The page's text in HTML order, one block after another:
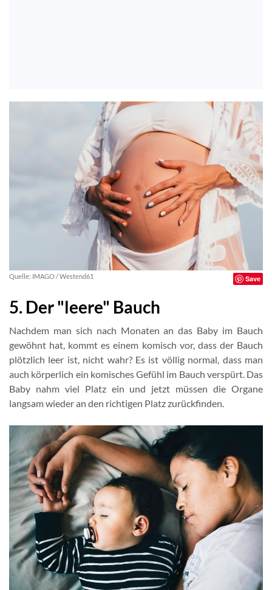
Quelle: IMAGO / Westend61 Save
5. Der "leere" Bauch
Nachdem man sich nach Monaten an das Baby im Bauch
gewöhnt hat, kommt es einem komisch vor, dass der Bauch
plötzlich leer ist, nicht wahr? Es ist völlig normal, dass man
auch körperlich ein komisches Gefühl im Bauch verspürt. Das
Baby nahm viel Platz ein und jetzt müssen die Organe
langsam wieder an den richtigen Platz zurückfinden.